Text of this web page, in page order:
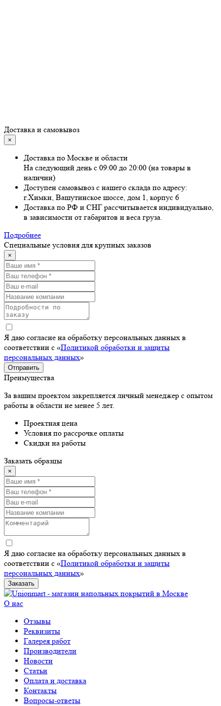
Доставка и самовывоз
×
Доставка по Москве и области
На следующий день с 09:00 до 20:00 (на товары в
наличии)
Доступен самовывоз с нашего склада по адресу:
г.Химки, Вашутинское шоссе, дом 1, корпус 6
Доставка по РФ и СНГ рассчитывается индивидуально,
в зависимости от габаритов и веса груза.
Подробнее
Специальные условия для крупных заказов
×
Я даю согласие на обработку персональных данных в
соответствии с «Политикой обработки и защиты
персональных данных»
Отправить
Преимущества
За вашим проектом закрепляется личный менеджер с опытом
работы в области не менее 5 лет.
Проектная цена
Условия по рассрочке оплаты
Скидки на работы
Заказать образцы
×
Я даю согласие на обработку персональных данных в
соответствии с «Политикой обработки и защиты
персональных данных»
Заказать
О нас
Отзывы
Реквизиты
Галерея работ
Производители
Новости
Статьи
Оплата и доставка
Контакты
Вопросы-ответы